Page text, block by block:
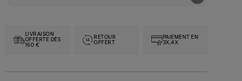
LIVRAISON
OFFERTE DÈS
150 €
RETOUR
OFFERT
PAIEMENT EN
3X,4X